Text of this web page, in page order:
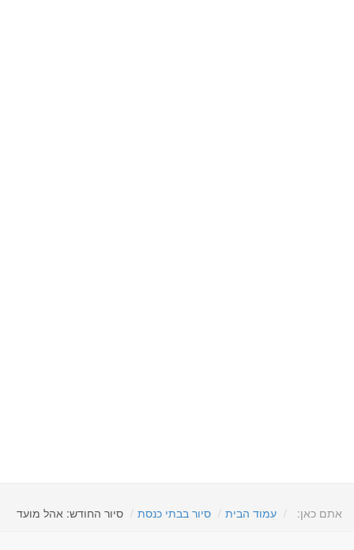
אתם כאן: עמוד הבית סיור בבתי כנסת סיור החודש: אהל מועד